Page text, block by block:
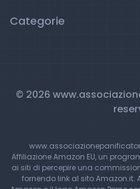
Categorie
© 2026
Affiliazione Amazon EU, un
ai siti di percepire una
fornendo link al sito Amazon.it.